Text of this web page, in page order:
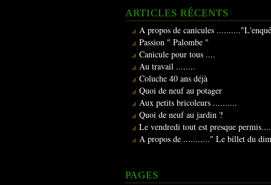
ARTICLES RÉCENTS
A propos de canicules
Passion " Palombe "
Canicule pour tous ....
Au travail ........
Coluche 40 ans déjà
Quoi de neuf au potager
Aux petits bricoleurs ..........
Quoi de neuf au jardin ?
Le vendredi tout est presque
A propos de ..........." Le billet du
PAGES